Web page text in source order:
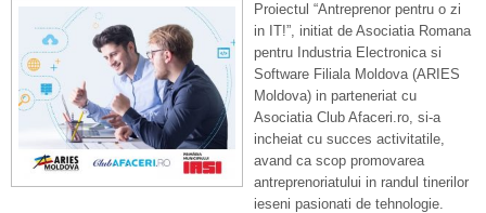
Proiectul “Antreprenor pentru o zi
in IT!”, initiat de Asociatia Romana
pentru Industria Electronica si
Software Filiala Moldova (ARIES
Moldova) in parteneriat cu
Asociatia Club Afaceri.ro, si-a
incheiat cu succes activitatile,
avand ca scop promovarea
antreprenoriatului in randul tinerilor
ieseni pasionati de tehnologie.